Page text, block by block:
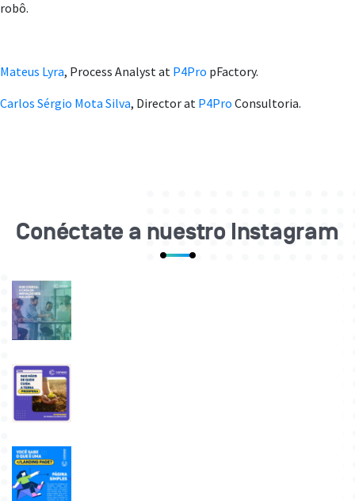
robô.
Mateus Lyra, Process Analyst at P4Pro pFactory.
Carlos Sérgio Mota Silva, Director at P4Pro Consultoria.
Conéctate a nuestro Instagram